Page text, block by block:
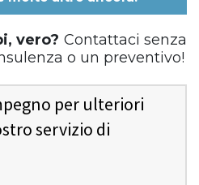
vero? Contattaci senza
o un preventivo!
per ulteriori
servizio di